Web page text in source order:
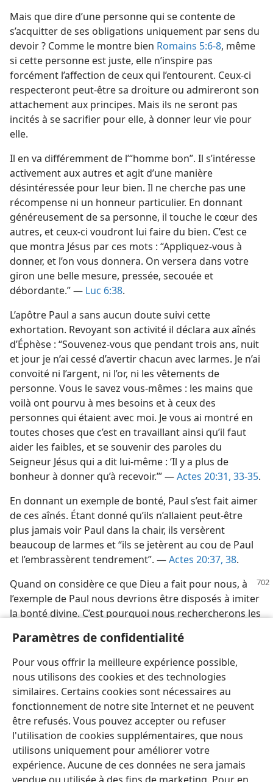
Paramètres de confidentialité
Pour vous offrir la meilleure expérience possible,
nous utilisons des cookies et des technologies
similaires. Certains cookies sont nécessaires au
fonctionnement de notre site Internet et ne peuvent
être refusés. Vous pouvez accepter ou refuser
l'utilisation de cookies supplémentaires, que nous
utilisons uniquement pour améliorer votre
expérience. Aucune de ces données ne sera jamais
Mais que dire d’une personne qui se contente de
s’acquitter de ses obligations uniquement par sens du
devoir ? Comme le montre bien Romains 5:6-8, même
si cette personne est juste, elle n’inspire pas
forcément l’affection de ceux qui l’entourent. Ceux-ci
respecteront peut-être sa droiture ou admireront son
attachement aux principes. Mais ils ne seront pas
incités à se sacrifier pour elle, à donner leur vie pour
elle.
Il en va différemment de l’“homme bon”. Il s’intéresse
activement aux autres et agit d’une manière
désintéressée pour leur bien. Il ne cherche pas une
récompense ni un honneur particulier. En donnant
généreusement de sa personne, il touche le cœur des
autres, et ceux-ci voudront lui faire du bien. C’est ce
que montra Jésus par ces mots : “Appliquez-​vous à
donner, et l’on vous donnera. On versera dans votre
giron une belle mesure, pressée, secouée et
débordante.” — Luc 6:38.
L’apôtre Paul a sans aucun doute suivi cette
exhortation. Revoyant son activité il déclara aux aînés
d’Éphèse : “Souvenez-​vous que pendant trois ans, nuit
et jour je n’ai cessé d’avertir chacun avec larmes. Je n’ai
convoité ni l’argent, ni l’or, ni les vêtements de
personne. Vous le savez vous-​mêmes : les mains que
voilà ont pourvu à mes besoins et à ceux des
personnes qui étaient avec moi. Je vous ai montré en
toutes choses que c’est en travaillant ainsi qu’il faut
aider les faibles, et se souvenir des paroles du
Seigneur Jésus qui a dit lui-​même : ‘Il y a plus de
bonheur à donner qu’à recevoir.’” —Actes 20:31, 33-35.
En donnant un exemple de bonté, Paul s’est fait aimer
de ces aînés. Étant donné qu’ils n’allaient peut-être
plus jamais voir Paul dans la chair, ils versèrent
beaucoup de larmes et “ils se jetèrent au cou de Paul
et l’embrassèrent tendrement”. —Actes 20:37, 38.
Quand on considère ce que Dieu a fait pour nous, à
l’exemple de Paul nous devrions être disposés à imiter
la bonté divine. C’est pourquoi nous rechercherons les
donnant généreusement de nous-​mêmes pour leur
offrir une aide matérielle et spirituelle. Ce faisant, nous
nous ferons aimer d’eux.
Français Partager Préférences
Copyright © 2026 Watch Tower Bible and Tract Society of Pennsylvania
Conditions d’utilisation
Règles de confidentialité